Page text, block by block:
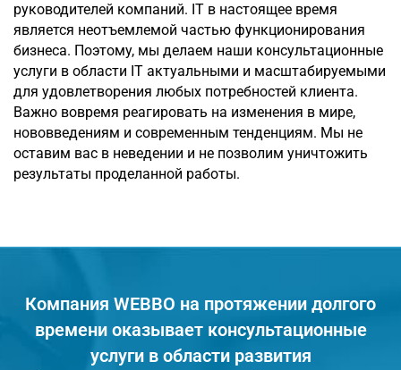
руководителей компаний. IT в настоящее время
является неотъемлемой частью функционирования
бизнеса. Поэтому, мы делаем наши консультационные
услуги в области IT актуальными и масштабируемыми
для удовлетворения любых потребностей клиента.
Важно вовремя реагировать на изменения в мире,
нововведениям и современным тенденциям. Мы не
оставим вас в неведении и не позволим уничтожить
результаты проделанной работы.
Компания WEBBO на протяжении долгого
времени оказывает консультационные
услуги в области развития